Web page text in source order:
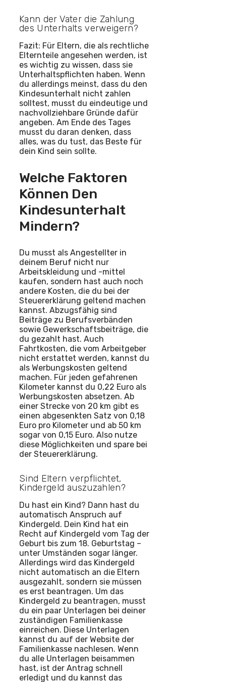
Kann der Vater die Zahlung
des Unterhalts verweigern?
Fazit: Für Eltern, die als rechtliche
Elternteile angesehen werden, ist
es wichtig zu wissen, dass sie
Unterhaltspflichten haben. Wenn
du allerdings meinst, dass du den
Kindesunterhalt nicht zahlen
solltest, musst du eindeutige und
nachvollziehbare Gründe dafür
angeben. Am Ende des Tages
musst du daran denken, dass
alles, was du tust, das Beste für
dein Kind sein sollte.
Welche Faktoren
Können Den
Kindesunterhalt
Mindern?
Du musst als Angestellter in
deinem Beruf nicht nur
Arbeitskleidung und -mittel
kaufen, sondern hast auch noch
andere Kosten, die du bei der
Steuererklärung geltend machen
kannst. Abzugsfähig sind
Beiträge zu Berufsverbänden
sowie Gewerkschaftsbeiträge, die
du gezahlt hast. Auch
Fahrtkosten, die vom Arbeitgeber
nicht erstattet werden, kannst du
als Werbungskosten geltend
machen. Für jeden gefahrenen
Kilometer kannst du 0,22 Euro als
Werbungskosten absetzen. Ab
einer Strecke von 20 km gibt es
einen abgesenkten Satz von 0,18
Euro pro Kilometer und ab 50 km
sogar von 0,15 Euro. Also nutze
diese Möglichkeiten und spare bei
der Steuererklärung.
Sind Eltern verpflichtet,
Kindergeld auszuzahlen?
Du hast ein Kind? Dann hast du
automatisch Anspruch auf
Kindergeld. Dein Kind hat ein
Recht auf Kindergeld vom Tag der
Geburt bis zum 18. Geburtstag –
unter Umständen sogar länger.
Allerdings wird das Kindergeld
nicht automatisch an die Eltern
ausgezahlt, sondern sie müssen
es erst beantragen. Um das
Kindergeld zu beantragen, musst
du ein paar Unterlagen bei deiner
zuständigen Familienkasse
einreichen. Diese Unterlagen
kannst du auf der Website der
Familienkasse nachlesen. Wenn
du alle Unterlagen beisammen
hast, ist der Antrag schnell
erledigt und du kannst das